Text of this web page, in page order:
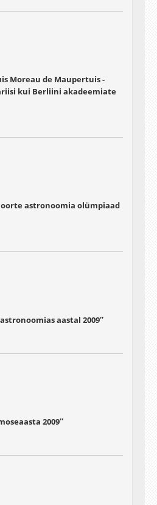
Moreau de Maupertuis -
kui Berliini akadeemiate
astronoomia olümpiaad
aastal 2009″
2009″